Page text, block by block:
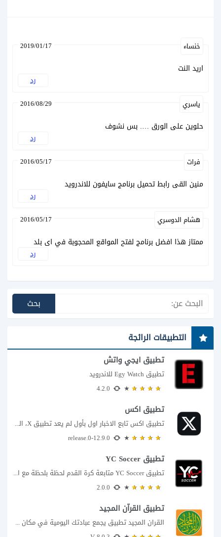
خنساء 2019/01/17
اريد النت
رد
ياسري 2016/08/29
حلوين على الورق …. بس نشوف
رد
فرات 2016/05/17
منين القى رابط تحميل برنامج سايفون للاندرويد
رد
هشام الدوسري 2016/05/17
ممتاز هذا افضل برنامج لفتح المواقع المحجوبة في اى بلد
رد
التطبيقات الرائجة
تطبيق ايجي واتش
تطبيق Egy Watch للاندرويد
تطبيق اكس
تطبيق اكس تابع الاخبار اول بأول لم يعد تطبيق X، المعروف سابقا باسم تويتر،...
تطبيق YC Soccer
تطبيق YC Soccer متابعة كرة القدم لحظة بلحظة مع اقتراب مباراة مصر والأرجنتين في...
تطبيق القرآن المجيد
القران المجيد تطبيق يجمع عبادتك اليومية في مكان واحد إذا كنت تبحث عن تطبيق...